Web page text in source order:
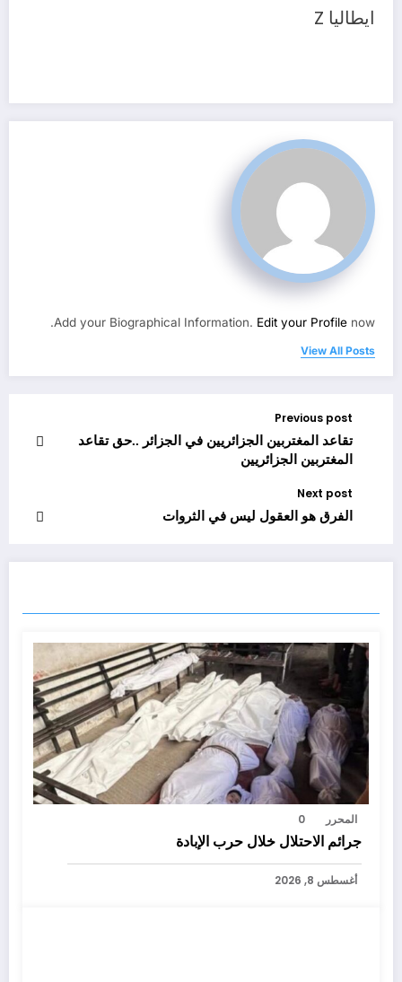
ايطاليا Z
Add your Biographical Information. Edit your Profile now.
View All Posts
Previous post
تقاعد المغتربين الجزائريين في الجزائر ..حق تقاعد
المغتربين الجزائريين
Next post
الفرق هو العقول ليس في الثروات
المحرر
0
جرائم الاحتلال خلال حرب الإبادة
أغسطس 8, 2026